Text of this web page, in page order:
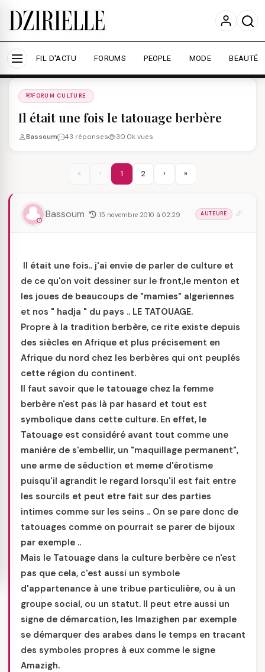
Nous utilisons des cookies pour améliorer votre
expérience et mesurer l'audience.
En savoir plus
Accepter tout Personnaliser
FIL D'ACTU FORUMS PEOPLE MODE BEAUTÉ
Forums
FORUM CULTURE
Il était une fois le tatouage berbère
Bassoum 43 réponses 30.0k vues
« ‹ 1 2 › »
Bassoum 15 novembre 2010 à 02:29 AUTEURE
Il était une fois.. j'ai envie de parler de culture et
de ce qu'on voit dessiner sur le front,le menton et
les joues de beaucoups de "mamies" algeriennes
et nos " hadja " du pays .. LE TATOUAGE.
Propre à la tradition berbère, ce rite existe depuis
des siècles en Afrique et plus précisement en
Afrique du nord chez les berbères qui ont peuplés
cette région du continent.
Il faut savoir que le tatouage chez la femme
berbère n'est pas là par hasard et tout est
symbolique dans cette culture. En effet, le
Tatouage est considéré avant tout comme une
manière de s'embellir, un "maquillage permanent",
une arme de séduction et meme d'érotisme
puisqu'il agrandit le regard lorsqu'il est fait entre
les sourcils et peut etre fait sur des parties
intimes comme sur les seins .. On se pare donc de
tatouages comme on pourrait se parer de bijoux
par exemple ..
Mais le Tatouage dans la culture berbère ce n'est
pas que cela, c'est aussi un symbole
d'appartenance à une tribue particulière, ou à un
groupe social, ou un statut. Il peut etre aussi un
signe de démarcation, les Imazighen par exemple
se démarquer des arabes dans le temps en tracant
des symboles propres à eux comme le signe
Amazigh.